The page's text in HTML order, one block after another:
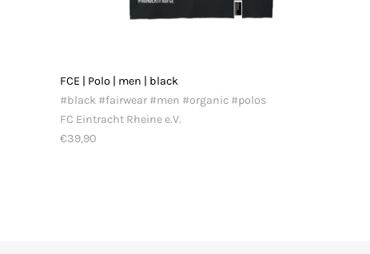
FCE | Polo | men | black
#black #fairwear #men #organic #polos
FC Eintracht Rheine e.V.
€39,90